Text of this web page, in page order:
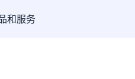
和服务